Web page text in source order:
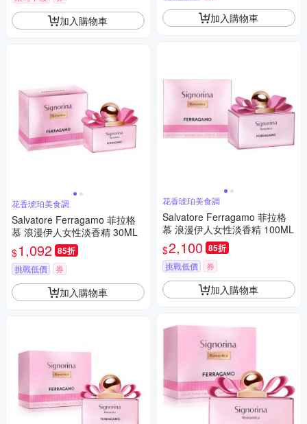
加入購物車
花香琥珀美食調
Salvatore Ferragamo 菲拉格
慕 浪漫伊人女性淡香精 30ML
$1,092 85折
挑戰低價 券
加入購物車
加入購物車
花香琥珀美食調
Salvatore Ferragamo 菲拉格
慕 浪漫伊人女性淡香精 100ML
$2,100 85折
挑戰低價 券
加入購物車